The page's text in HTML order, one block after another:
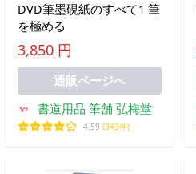
DVD筆墨硯紙のすべて1 筆
を極める
3,850 円
通販ページへ
書道用品 筆舗 弘梅堂
4.59 (343件)